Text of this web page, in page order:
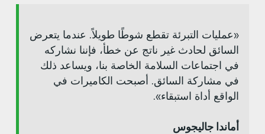
«عمليات التبرئة تقطع شوطًا طويلاً. عندما يتعرض
السائق لحادث غير ناتج عن خطأ، فإننا نشاركه
في اجتماعات السلامة الخاصة بنا، ويساعد ذلك
في مشاركة السائق. أصبحت الكاميرات في
الواقع أداة استبقاء».
أماندا جاليجوس